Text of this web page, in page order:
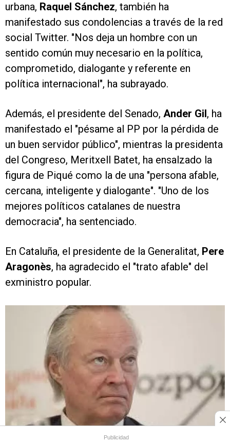
urbana, Raquel Sánchez, también ha
manifestado sus condolencias a través de la red
social Twitter. "Nos deja un hombre con un
sentido común muy necesario en la política,
comprometido, dialogante y referente en
política internacional", ha subrayado.
Además, el presidente del Senado, Ander Gil, ha
manifestado el "pésame al PP por la pérdida de
un buen servidor público", mientras la presidenta
del Congreso, Meritxell Batet, ha ensalzado la
figura de Piqué como la de una "persona afable,
cercana, inteligente y dialogante". "Uno de los
mejores políticos catalanes de nuestra
democracia", ha sentenciado.
En Cataluña, el presidente de la Generalitat, Pere
Aragonès, ha agradecido el "trato afable" del
exministro popular.
Publicidad